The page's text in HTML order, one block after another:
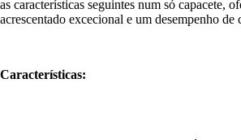
as características seguintes num só capacete,
acrescentado excecional e um desempenho
Características: